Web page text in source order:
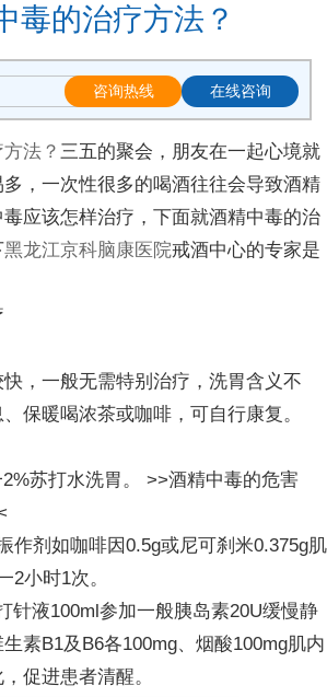
毒的治疗方法？
咨询热线 在线咨询
法？ 三五的聚会，朋友在一起心境就
，一次性很多的喝酒往往会导致酒精
应该怎样治疗，下面就酒精中毒的治
黑龙江京科脑康医院戒酒中心的专家是
一般无需特别治疗，洗胃含义不
、保暖喝浓茶或咖啡，可自行康复。
苏打水洗胃。 >>酒精中毒的危害
剂如咖啡因0.5g或尼可刹米0.375g肌
2小时1次。
液100ml参加一般胰岛素20U缓慢静
素B1及B6各100mg、烟酸100mg肌内
促进患者清醒。